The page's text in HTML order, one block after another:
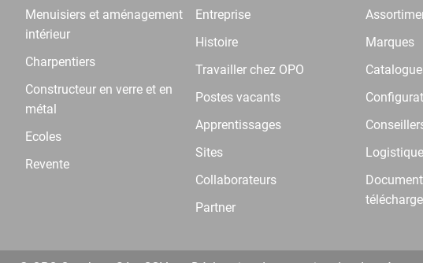
Menuisiers et aménagement
intérieur
Charpentiers
Constructeur en verre et en
métal
Ecoles
Revente
Entreprise
Histoire
Travailler chez OPO
Postes vacants
Apprentissages
Sites
Collaborateurs
Partner
Marques
Logistique